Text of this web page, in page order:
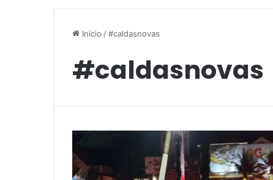
Início /#caldasnovas
#caldasnovas